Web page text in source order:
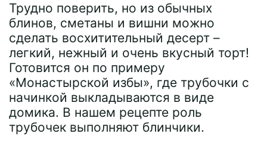
Трудно поверить, но из обычных
блинов, сметаны и вишни можно
сделать восхитительный десерт –
легкий, нежный и очень вкусный торт!
Готовится он по примеру
«Монастырской избы», где трубочки с
начинкой выкладываются в виде
домика. В нашем рецепте роль
трубочек выполняют блинчики.